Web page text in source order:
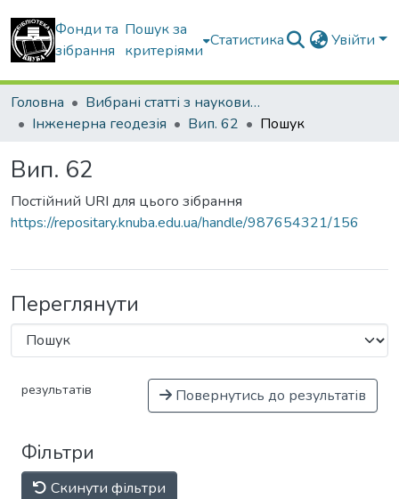
Фонди та
зібрання
Пошук за
критеріями
Статистика Увійти
Головна
Вибрані статті з наукових збірників КНУБА
Інженерна геодезія
Вип. 62 Пошук
Вип. 62
Постійний URI для цього зібрання
https://repositary.knuba.edu.ua/handle/987654321/156
Переглянути
результатів Повернутись до результатів
Фільтри
Скинути фільтри